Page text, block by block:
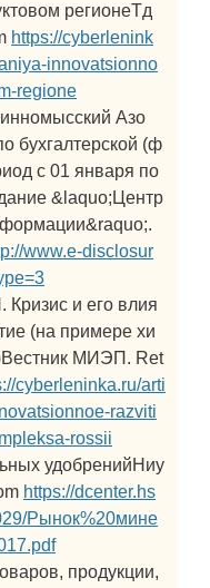
регионеТд
https://cyberlenink
innovatsionno
regione
Азо
бухгалтерской (ф
с 01 января по
&laquo;Центр
www.e-disclosur
и его влия
(на примере хи
МИЭП. Ret
cyberleninka.ru/arti
razviti
rossii
удобренийНиу
https://dcenter.hs
Рынок%20мине
продукции,